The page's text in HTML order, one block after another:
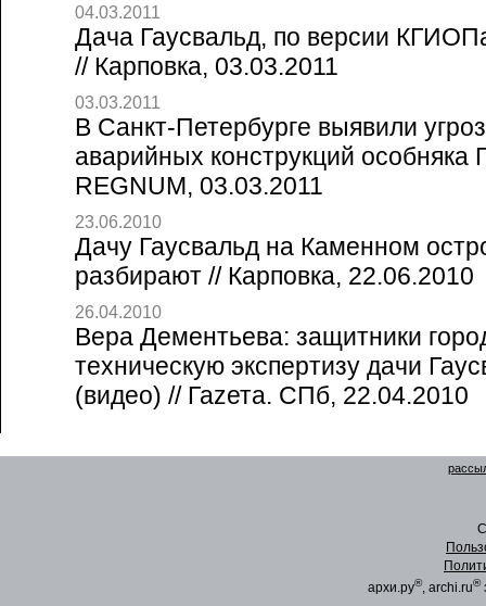
04.03.2011
Дача Гаусвальд, по версии
// Карповка, 03.03.2011
03.03.2011
В Санкт-Петербурге выявили
аварийных конструкций особняка
REGNUM, 03.03.2011
23.06.2010
Дачу Гаусвальд на Каменном
разбирают // Карповка, 22.06.2010
26.04.2010
Вера Дементьева: защитники
техническую экспертизу дачи
(видео) // Гаzета. СПб, 22.04.2010
архи.ру®, archi.ru®